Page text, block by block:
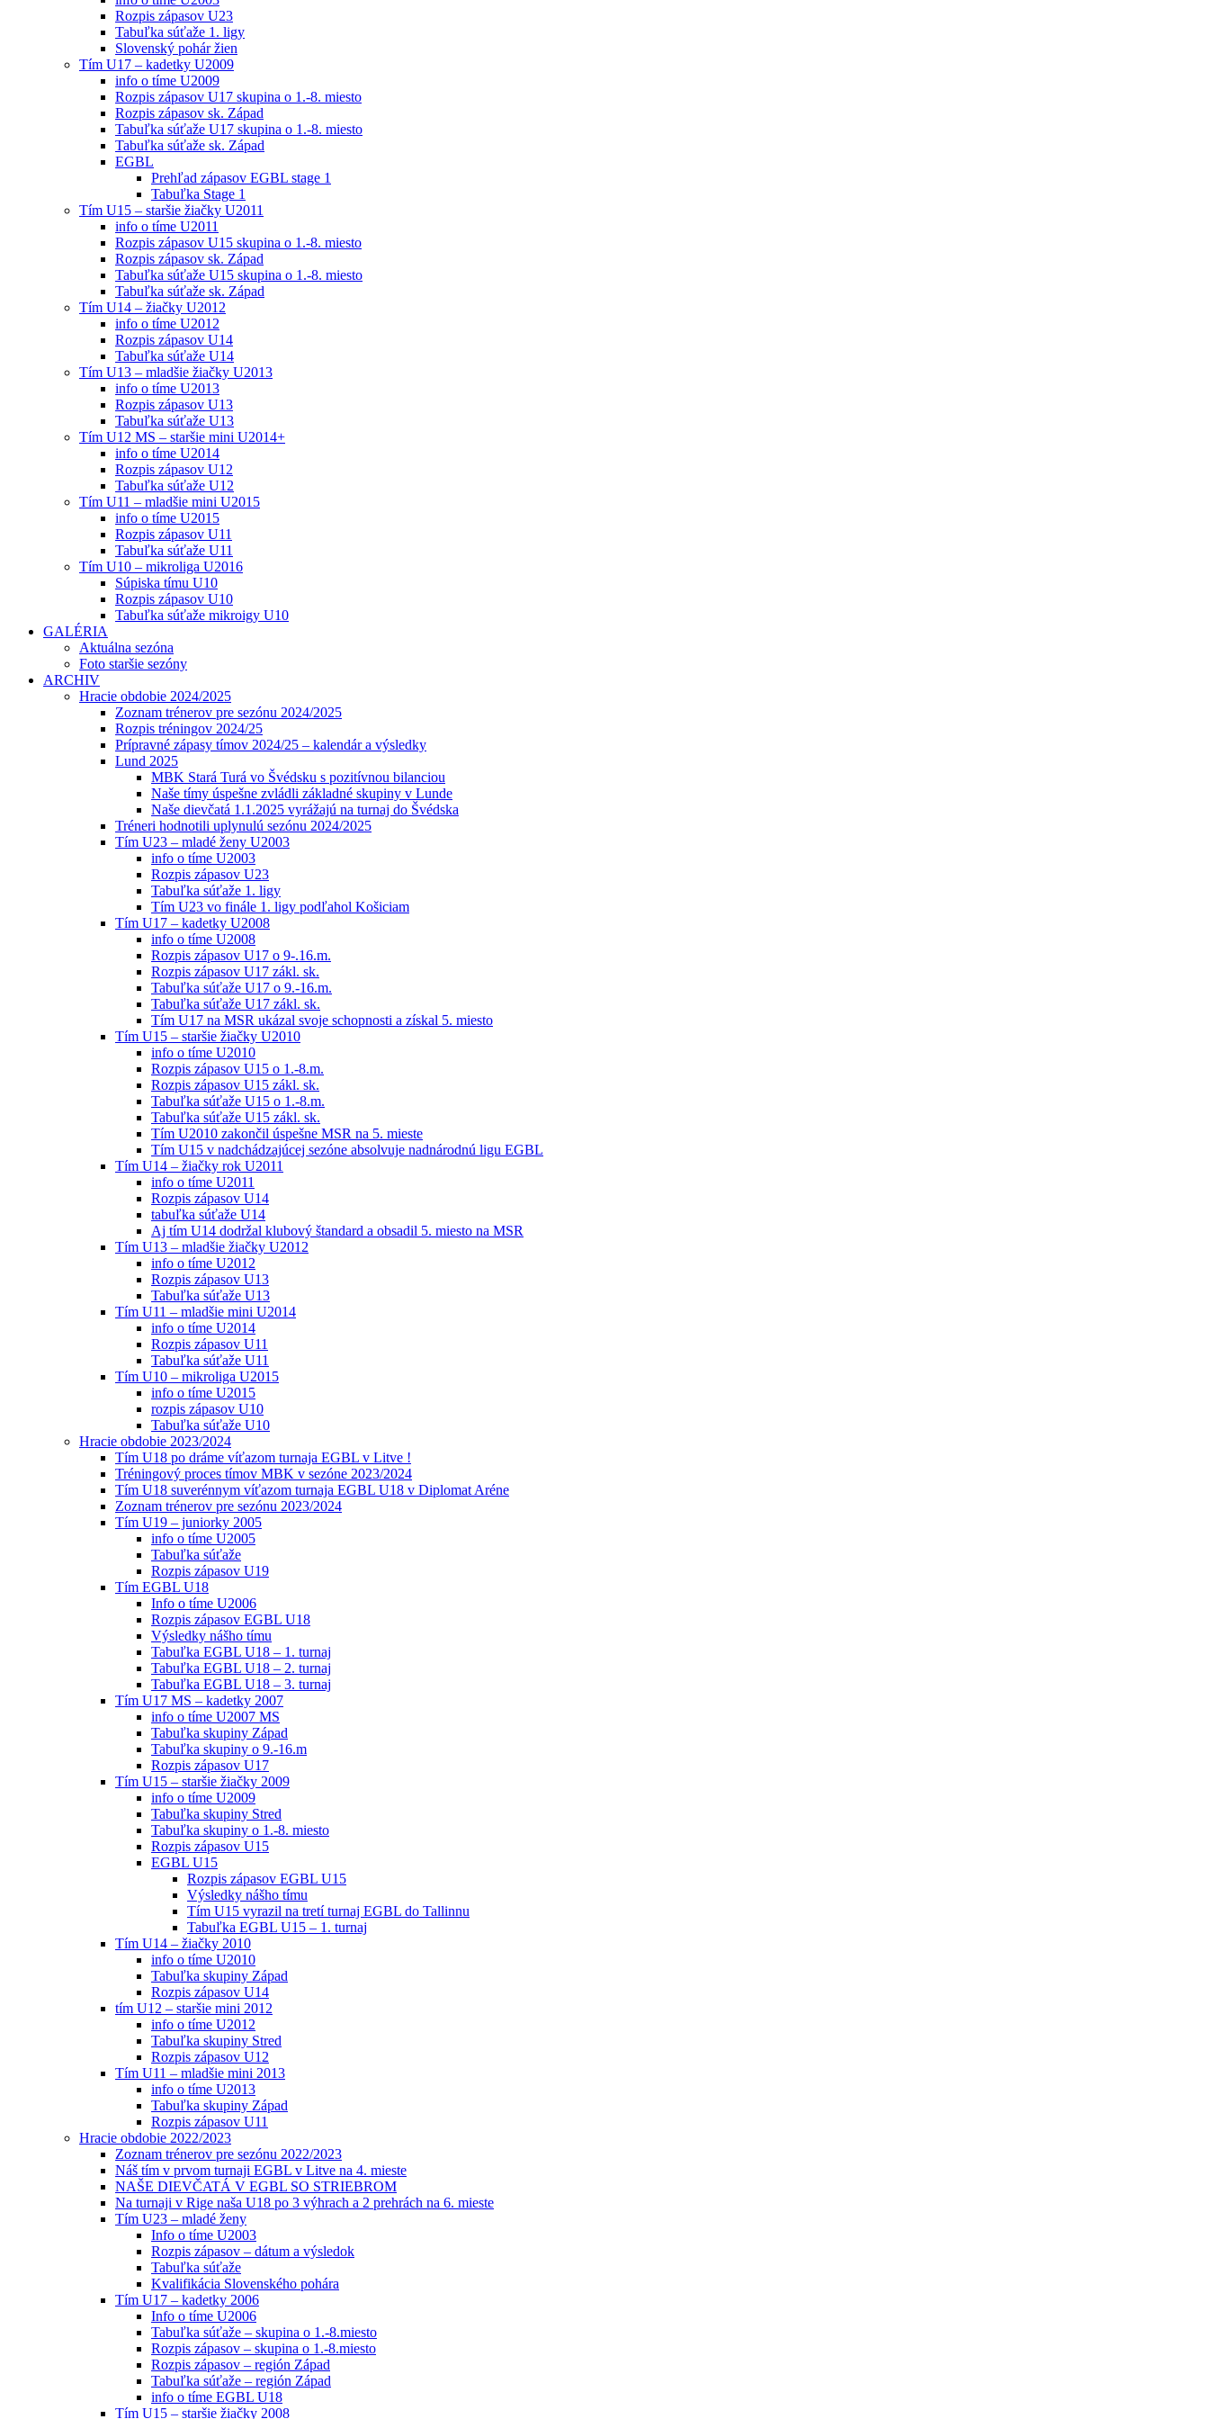
Rozpis zápasov U23
Tabuľka súťaže 1. ligy
Slovenský pohár žien
Tím U17 – kadetky U2009
info o tíme U2009
Rozpis zápasov U17 skupina o 1.-8. miesto
Rozpis zápasov sk. Západ
Tabuľka súťaže U17 skupina o 1.-8. miesto
Tabuľka súťaže sk. Západ
EGBL
Prehľad zápasov EGBL stage 1
Tabuľka Stage 1
Tím U15 – staršie žiačky U2011
info o tíme U2011
Rozpis zápasov U15 skupina o 1.-8. miesto
Rozpis zápasov sk. Západ
Tabuľka súťaže U15 skupina o 1.-8. miesto
Tabuľka súťaže sk. Západ
Tím U14 – žiačky U2012
info o tíme U2012
Rozpis zápasov U14
Tabuľka súťaže U14
Tím U13 – mladšie žiačky U2013
info o tíme U2013
Rozpis zápasov U13
Tabuľka súťaže U13
Tím U12 MS – staršie mini U2014+
info o tíme U2014
Rozpis zápasov U12
Tabuľka súťaže U12
Tím U11 – mladšie mini U2015
info o tíme U2015
Rozpis zápasov U11
Tabuľka súťaže U11
Tím U10 – mikroliga U2016
Súpiska tímu U10
Rozpis zápasov U10
Tabuľka súťaže mikroigy U10
GALÉRIA
Aktuálna sezóna
Foto staršie sezóny
ARCHIV
Hracie obdobie 2024/2025
Zoznam trénerov pre sezónu 2024/2025
Rozpis tréningov 2024/25
Prípravné zápasy tímov 2024/25 – kalendár a výsledky
Lund 2025
MBK Stará Turá vo Švédsku s pozitívnou bilanciou
Naše tímy úspešne zvládli základné skupiny v Lunde
Naše dievčatá 1.1.2025 vyrážajú na turnaj do Švédska
Tréneri hodnotili uplynulú sezónu 2024/2025
Tím U23 – mladé ženy U2003
info o tíme U2003
Rozpis zápasov U23
Tabuľka súťaže 1. ligy
Tím U23 vo finále 1. ligy podľahol Košiciam
Tím U17 – kadetky U2008
info o tíme U2008
Rozpis zápasov U17 o 9-.16.m.
Rozpis zápasov U17 zákl. sk.
Tabuľka súťaže U17 o 9.-16.m.
Tabuľka súťaže U17 zákl. sk.
Tím U17 na MSR ukázal svoje schopnosti a získal 5. miesto
Tím U15 – staršie žiačky U2010
info o tíme U2010
Rozpis zápasov U15 o 1.-8.m.
Rozpis zápasov U15 zákl. sk.
Tabuľka súťaže U15 o 1.-8.m.
Tabuľka súťaže U15 zákl. sk.
Tím U2010 zakončil úspešne MSR na 5. mieste
Tím U15 v nadchádzajúcej sezóne absolvuje nadnárodnú ligu EGBL
Tím U14 – žiačky rok U2011
info o tíme U2011
Rozpis zápasov U14
tabuľka súťaže U14
Aj tím U14 dodržal klubový štandard a obsadil 5. miesto na MSR
Tím U13 – mladšie žiačky U2012
info o tíme U2012
Rozpis zápasov U13
Tabuľka súťaže U13
Tím U11 – mladšie mini U2014
info o tíme U2014
Rozpis zápasov U11
Tabuľka súťaže U11
Tím U10 – mikroliga U2015
info o tíme U2015
rozpis zápasov U10
Tabuľka súťaže U10
Hracie obdobie 2023/2024
Tím U18 po dráme víťazom turnaja EGBL v Litve !
Tréningový proces tímov MBK v sezóne 2023/2024
Tím U18 suverénnym víťazom turnaja EGBL U18 v Diplomat Aréne
Zoznam trénerov pre sezónu 2023/2024
Tím U19 – juniorky 2005
info o tíme U2005
Tabuľka súťaže
Rozpis zápasov U19
Tím EGBL U18
Info o tíme U2006
Rozpis zápasov EGBL U18
Výsledky nášho tímu
Tabuľka EGBL U18 – 1. turnaj
Tabuľka EGBL U18 – 2. turnaj
Tabuľka EGBL U18 – 3. turnaj
Tím U17 MS – kadetky 2007
info o tíme U2007 MS
Tabuľka skupiny Západ
Tabuľka skupiny o 9.-16.m
Rozpis zápasov U17
Tím U15 – staršie žiačky 2009
info o tíme U2009
Tabuľka skupiny Stred
Tabuľka skupiny o 1.-8. miesto
Rozpis zápasov U15
EGBL U15
Rozpis zápasov EGBL U15
Výsledky nášho tímu
Tím U15 vyrazil na tretí turnaj EGBL do Tallinnu
Tabuľka EGBL U15 – 1. turnaj
Tím U14 – žiačky 2010
info o tíme U2010
Tabuľka skupiny Západ
Rozpis zápasov U14
tím U12 – staršie mini 2012
info o tíme U2012
Tabuľka skupiny Stred
Rozpis zápasov U12
Tím U11 – mladšie mini 2013
info o tíme U2013
Tabuľka skupiny Západ
Rozpis zápasov U11
Hracie obdobie 2022/2023
Zoznam trénerov pre sezónu 2022/2023
Náš tím v prvom turnaji EGBL v Litve na 4. mieste
NAŠE DIEVČATÁ V EGBL SO STRIEBROM
Na turnaji v Rige naša U18 po 3 výhrach a 2 prehrách na 6. mieste
Tím U23 – mladé ženy
Info o tíme U2003
Rozpis zápasov – dátum a výsledok
Tabuľka súťaže
Kvalifikácia Slovenského pohára
Tím U17 – kadetky 2006
Info o tíme U2006
Tabuľka súťaže – skupina o 1.-8.miesto
Rozpis zápasov – skupina o 1.-8.miesto
Rozpis zápasov – región Západ
Tabuľka súťaže – región Západ
info o tíme EGBL U18
Tím U15 – staršie žiačky 2008